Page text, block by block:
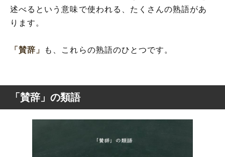
述べるという意味で使われる、たくさんの熟語があ
ります。
「賛辞」 も、これらの熟語のひとつです。
「賛辞」の類語